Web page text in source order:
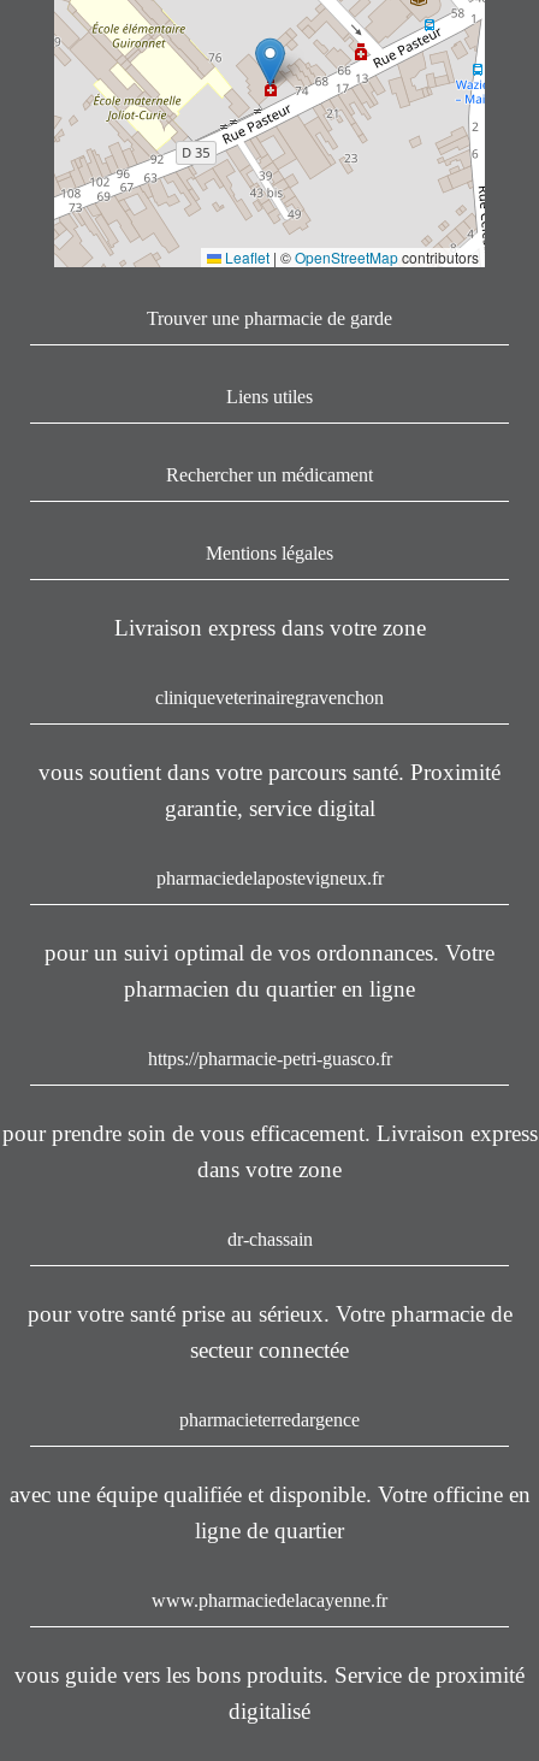
Leaflet | ©OpenStreetMapcontributors
Trouver une pharmacie de garde
Liens utiles
Rechercher un médicament
Mentions légales
Livraison express dans votre zone
cliniqueveterinairegravenchon
vous soutient dans votre parcours santé. Proximité
garantie, service digital
pharmaciedelapostevigneux.fr
pour un suivi optimal de vos ordonnances. Votre
pharmacien du quartier en ligne
https://pharmacie-petri-guasco.fr
pour prendre soin de vous efficacement. Livraison express
dans votre zone
dr-chassain
pour votre santé prise au sérieux. Votre pharmacie de
secteur connectée
pharmacieterredargence
avec une équipe qualifiée et disponible. Votre officine en
ligne de quartier
www.pharmaciedelacayenne.fr
vous guide vers les bons produits. Service de proximité
digitalisé